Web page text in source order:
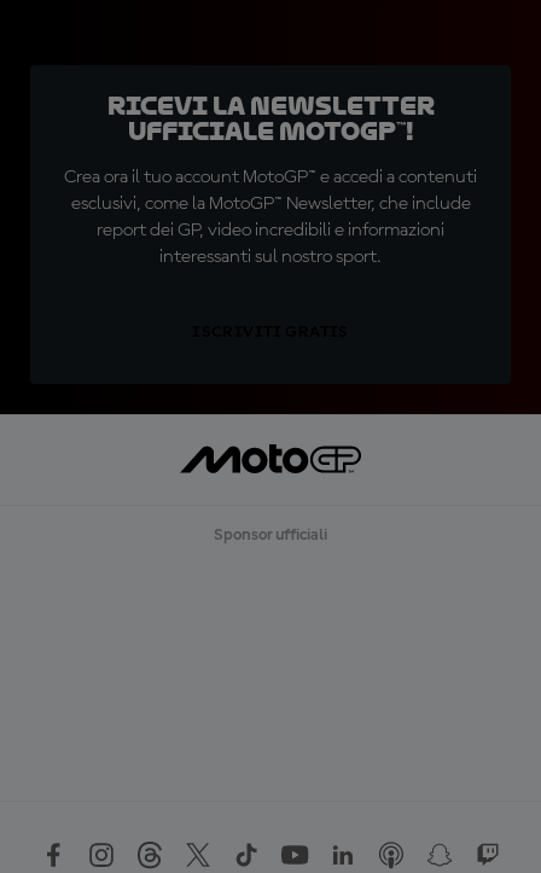
Ricevi la newsletter
ufficiale MotoGP™!
Crea ora il tuo account MotoGP™ e accedi a contenuti
esclusivi, come la MotoGP™ Newsletter, che include
report dei GP, video incredibili e informazioni
interessanti sul nostro sport.
Sponsor ufficiali